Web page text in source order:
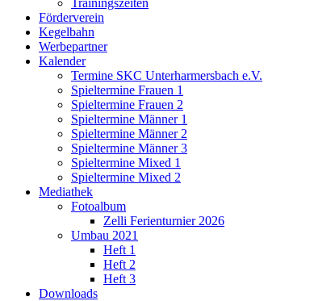
Förderverein
Kegelbahn
Werbepartner
Kalender
Termine SKC Unterharmersbach e.V.
Spieltermine Frauen 1
Spieltermine Frauen 2
Spieltermine Männer 1
Spieltermine Männer 2
Spieltermine Männer 3
Spieltermine Mixed 1
Spieltermine Mixed 2
Mediathek
Fotoalbum
Zelli Ferienturnier 2026
Umbau 2021
Heft 1
Heft 2
Heft 3
Downloads